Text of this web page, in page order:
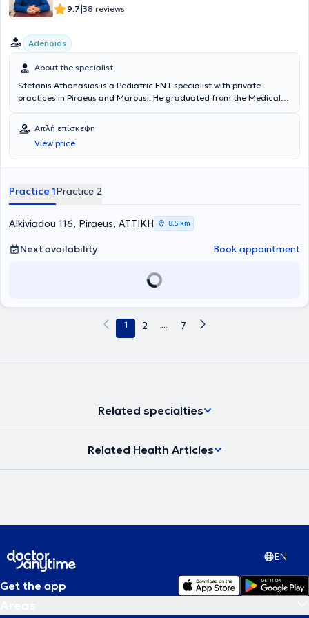
9.7|38 reviews
Adenoids
About the specialist
Stefanis Athanasios is a Pediatric ENT specialist with private
practices in Piraeus and Marousi. He graduated from the Medical
Kapodistrian University of Athens. He possesses valuable experience
and knowledge in his field, having worked for several years as an
Otolaryngologist at the Athens General Hospital "Hippocratio" and
at the Athens Children's General Hospital "P. & A. Kyriakou".
Association as well as a specialized member of the Athens Medical
Απλή επίσκεψη
View price
Practice 1Practice 2
Alkiviadou 116, Piraeus, ΑΤΤΙΚΗ 8,5 km
Next availability Book appointment
1 2 ... 7
Related specialties
Related Health Articles
EN
Get the app